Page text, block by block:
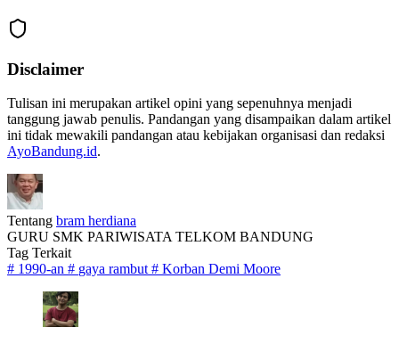
Disclaimer
Tulisan ini merupakan artikel opini yang sepenuhnya menjadi
tanggung jawab penulis. Pandangan yang disampaikan dalam artikel
ini tidak mewakili pandangan atau kebijakan organisasi dan redaksi
AyoBandung.id.
Tentang bram herdiana
GURU SMK PARIWISATA TELKOM BANDUNG
Tag Terkait
# 1990-an # gaya rambut # Korban Demi Moore